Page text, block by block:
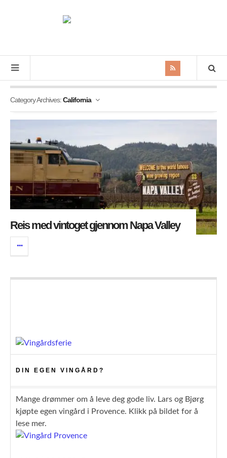
Category Archives:California
Reis med vintoget gjennom Napa Valley
DIN EGEN VINGÅRD?
Mange drømmer om å leve deg gode liv. Lars og Bjørg
kjøpte egen vingård i Provence. Klikk på bildet for å
lese mer.